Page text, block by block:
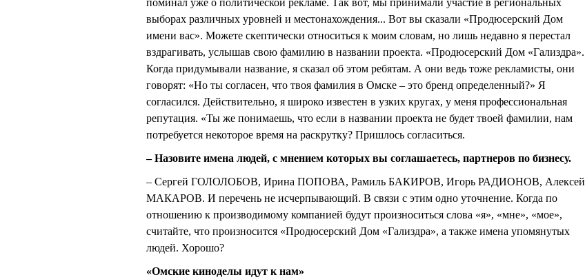
выборах различных уровней и местонахождения... Вот вы сказали «Продюсерский Дом
имени вас». Можете скептически относиться к моим словам, но лишь недавно я перестал
вздрагивать, услышав свою фамилию в названии проекта. «Продюсерский Дом «Гализдра».
Когда придумывали название, я сказал об этом ребятам. А они ведь тоже рекламисты, они
говорят: «Но ты согласен, что твоя фамилия в Омске – это бренд определенный?» Я
согласился. Действительно, я широко известен в узких кругах, у меня профессиональная
репутация. «Ты же понимаешь, что если в названии проекта не будет твоей фамилии, нам
потребуется некоторое время на раскрутку? Пришлось согласиться.
– Назовите имена людей, с мнением которых вы соглашаетесь, партнеров по бизнесу.
– Сергей ГОЛОЛОБОВ, Ирина ПОПОВА, Рамиль БАКИРОВ, Игорь РАДИОНОВ, Алексей
МАКАРОВ. И перечень не исчерпывающий. В связи с этим одно уточнение. Когда по
отношению к производимому компанией будут произноситься слова «я», «мне», «мое»,
считайте, что произносится «Продюсерский Дом «Гализдра», а также имена упомянутых
людей. Хорошо?
«Омские киноделы идут к нам»